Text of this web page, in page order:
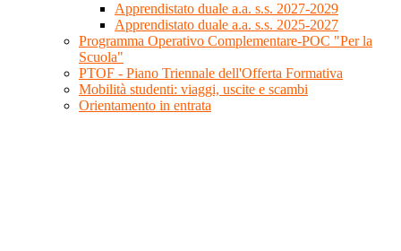
Apprendistato duale a.a. s.s. 2027-2029
Apprendistato duale a.a. s.s. 2025-2027
Programma Operativo Complementare-POC "Per la
Scuola"
PTOF - Piano Triennale dell'Offerta Formativa
Mobilità studenti: viaggi, uscite e scambi
Orientamento in entrata